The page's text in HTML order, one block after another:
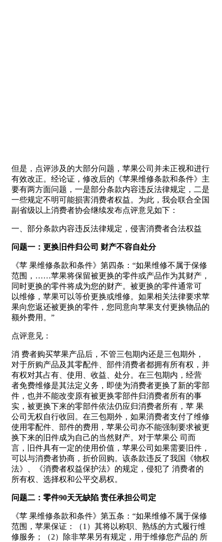
但是，点评涉及的大部分问题，苹果公司并未正视和进行
有效改正。经论证，修改后的《苹果维修条款和条件》主
要有两方面问题，一是部分条款内容违反法律规定，二是
一些规定不明可能损害消费者权益。为此，我会联合全国
副省级以上消费者协会继续发布点评意见如下：
一、部分条款内容违反法律规定，侵害消费者合法权益
问题一：更换旧件归公司 财产不容自处分
《苹 果维修条款和条件》第四条：“如果维修不属于保修
范围，……苹果将保留被更换的零件或产品作为其财产，
同时更换的零件将成为您的财产。被更换的零件通常可
以维修，苹果可以等价更换或维修。如果相关法律要求苹
果向您返还被更换的零件，您同意向苹果支付更换物品的
额外费用。”
点评意见：
消 费者购买苹果产品后，不管三包期内还是三包期外，
对于所购产品及其零配件、部件消费者都拥有所有权，并
有权对其占有、使用、收益、处分。在三包期内，经营
者免费维修是其法定义务，即使为消费者更换了新的零部
件，也并不能改变原有被更换零部件归消费者所有的事
实，被更换下来的零部件依法仍应归消费者所有，苹 果
公司无权自行收回。在三包期外，如果消费者支付了维修
使用零配件、部件的费用，苹果公司亦不能强制要求被更
换下来的旧件成为自己的当然财产。对于苹果公 司而
言，旧件具有一定的使用价值，苹果公司如果需要旧件，
可以与消费者协商，折价回购。该条款违反了我国《物权
法》、《消费者权益保护法》的规定，侵犯了 消费者的
所有权、选择权和公平交易权。
问题二：零件90天无缺陷 责任承担公司定
《苹 果维修条款和条件》第五条：“如果维修不属于保修
范围，苹果保证：（1）其将以称职、熟练的方式履行维
修服务；（2）除非苹果另有规定，用于维修您产品的 所